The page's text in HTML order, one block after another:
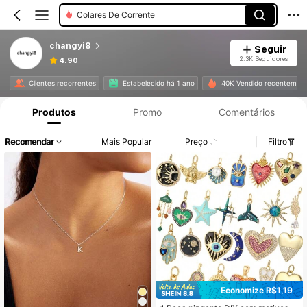
Colares De Corrente
changyi8
4.90
Seguir
2.3K Seguidores
Clientes recorrentes Estabelecido há 1 ano 40K Vendido
Produtos Promo Comentários
Recomendar Mais Popular Preço Filtro
Economize R$1,19